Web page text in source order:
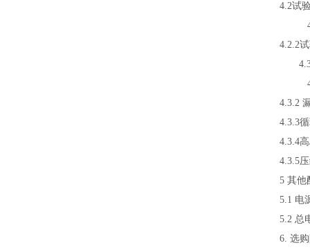
4.2试
4.2.2
4.3
4.3.2
4.3.3
4.3.4
4.3.5
5 其他
5.1 电
5.2 总
6. 选